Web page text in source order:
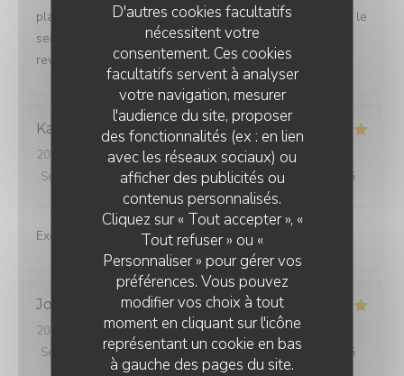
D'autres cookies facultatifs
nécessitent votre
consentement. Ces cookies
facultatifs servent à analyser
votre navigation, mesurer
l'audience du site, proposer
des fonctionnalités (ex : en lien
avec les réseaux sociaux) ou
afficher des publicités ou
contenus personnalisés.
Cliquez sur « Tout accepter », «
Tout refuser » ou «
Personnaliser » pour gérer vos
préférences. Vous pouvez
modifier vos choix à tout
moment en cliquant sur l'icône
représentant un cookie en bas
à gauche des pages du site.
plats étaient délicieux. Rien à redire en ce qui concerne le
service. Tout était parfait. Nous allons être obligés de
revenir🤣
Karen
2026-07-24
- 13:00 - Couverts 2
Service
Ambiance: 5/5 Cuisine:5/5 Qualité / Prix /5
Excellent experience!
Jocelyne
2026-07-30
- 12:30 - Couverts 2
Service
/5 Ambiance:5 /5 Cuisine: 5/5 Qualité / Prix /5